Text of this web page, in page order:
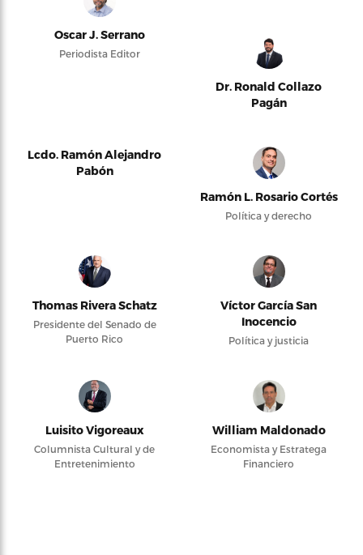
Oscar J. Serrano
Periodista Editor
Dr. Ronald Collazo
Pagán
Lcdo. Ramón Alejandro
Pabón
Ramón L. Rosario Cortés
Política y derecho
Thomas Rivera Schatz
Presidente del Senado de
Puerto Rico
Víctor García San
Inocencio
Política y justicia
Luisito Vigoreaux
Columnista Cultural y de
Entretenimiento
William Maldonado
Economista y Estratega
Financiero